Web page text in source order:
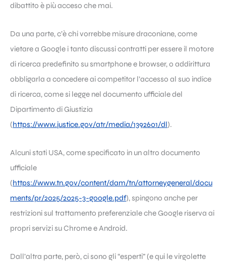
dibattito è più acceso che mai.
Da una parte, c’è chi vorrebbe misure draconiane, come
vietare a Google i tanto discussi contratti per essere il motore
di ricerca predefinito su smartphone e browser, o addirittura
obbligarla a concedere ai competitor l’accesso al suo indice
di ricerca, come si legge nel documento ufficiale del
Dipartimento di Giustizia
(https://www.justice.gov/atr/media/1392601/dl).
Alcuni stati USA, come specificato in un altro documento
ufficiale
(https://www.tn.gov/content/dam/tn/attorneygeneral/docu
ments/pr/2025/2025-3-google.pdf), spingono anche per
restrizioni sul trattamento preferenziale che Google riserva ai
propri servizi su Chrome e Android.
Dall’altra parte, però, ci sono gli “esperti” (e qui le virgolette